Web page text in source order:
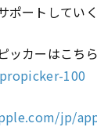
ートしていく
ッカーはこちら
100
jp/